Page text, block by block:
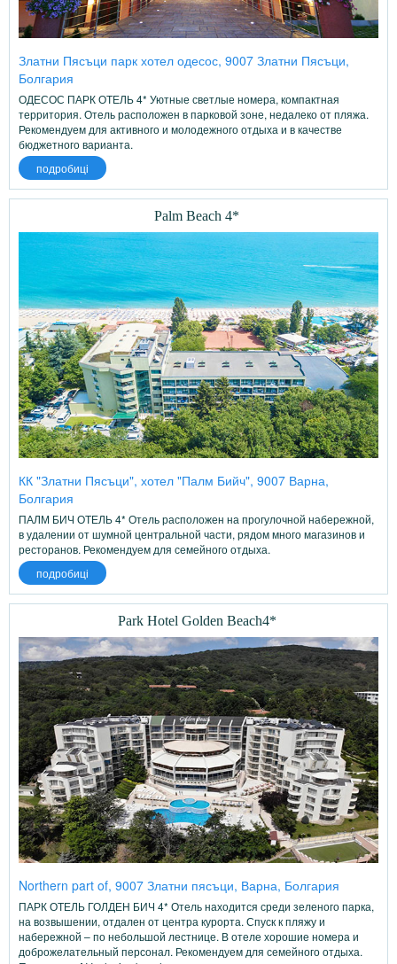
Златни Пясъци парк хотел одесос, 9007 Златни Пясъци,
Болгария
ОДЕСОС ПАРК ОТЕЛЬ 4* Уютные светлые номера, компактная
территория. Отель расположен в парковой зоне, недалеко от пляжа.
Рекомендуем для активного и молодежного отдыха и в качестве
бюджетного варианта.
подробиці
Palm Beach 4*
КК "Златни Пясъци", хотел "Палм Бийч", 9007 Варна,
Болгария
ПАЛМ БИЧ ОТЕЛЬ 4* Отель расположен на прогулочной набережной,
в удалении от шумной центральной части, рядом много магазинов и
ресторанов. Рекомендуем для семейного отдыха.
подробиці
Park Hotel Golden Beach4*
Northern part of, 9007 Златни пясъци, Варна, Болгария
ПАРК ОТЕЛЬ ГОЛДЕН БИЧ 4* Отель находится среди зеленого парка,
на возвышении, отдален от центра курорта. Спуск к пляжу и
набережной – по небольшой лестнице. В отеле хорошие номера и
доброжелательный персонал. Рекомендуем для семейного отдыха.